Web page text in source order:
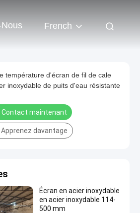
French
température d'écran de fil de cale
inoxydable de puits d'eau résistante
Contact maintenant
Apprenez davantage
Écran en acier inoxydable
en acier inoxydable 114-
500 mm